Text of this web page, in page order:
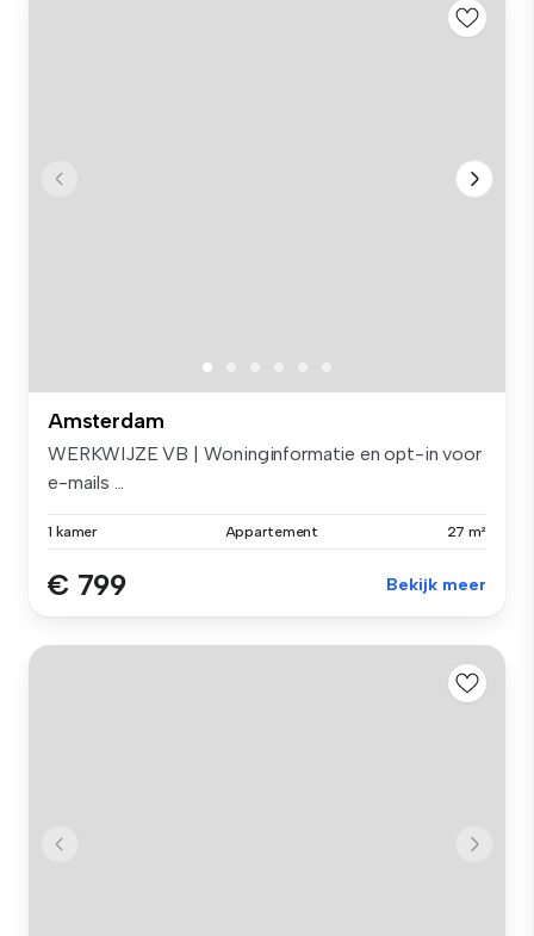
Amsterdam
WERKWIJZE VB | Woninginformatie en opt-in voor
e-mails ...
1 kamer Appartement 27 m²
€ 799 Bekijk meer